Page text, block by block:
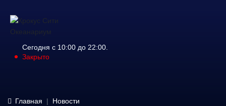
Сегодня с 10:00 до 22:00.
Закрыто
Главная
Новости